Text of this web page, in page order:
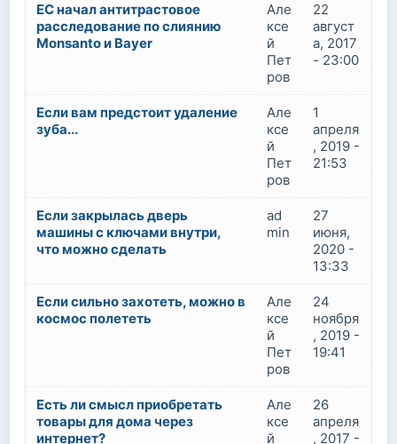
ЕС начал антитрастовое
расследование по слиянию
Monsanto и Bayer
Але
ксе
й
Пет
ров
22
август
а, 2017
- 23:00
Если вам предстоит удаление
зуба...
Але
ксе
й
Пет
ров
1
апреля
, 2019 -
21:53
Если закрылась дверь
машины с ключами внутри,
что можно сделать
ad
min
27
июня,
2020 -
13:33
Если сильно захотеть, можно в
космос полететь
Але
ксе
й
Пет
ров
24
ноября
, 2019 -
19:41
Есть ли смысл приобретать
товары для дома через
интернет?
Але
ксе
й
26
апреля
, 2017 -